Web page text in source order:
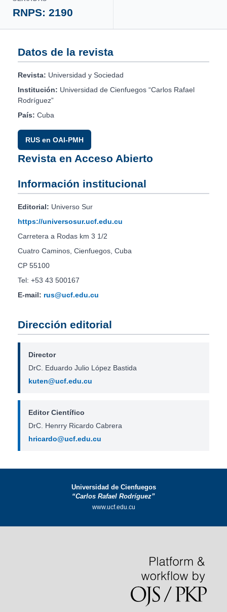
RNPS: 2190
Datos de la revista
Revista: Universidad y Sociedad
Institución: Universidad de Cienfuegos “Carlos Rafael
Rodríguez”
País: Cuba
RUS en OAI-PMH
Revista en Acceso Abierto
Información institucional
Editorial: Universo Sur
https://universosur.ucf.edu.cu
Carretera a Rodas km 3 1/2
Cuatro Caminos, Cienfuegos, Cuba
CP 55100
Tel: +53 43 500167
E-mail: rus@ucf.edu.cu
Dirección editorial
Director
DrC. Eduardo Julio López Bastida
kuten@ucf.edu.cu
Editor Científico
DrC. Henrry Ricardo Cabrera
hricardo@ucf.edu.cu
Universidad de Cienfuegos
“Carlos Rafael Rodríguez”
www.ucf.edu.cu